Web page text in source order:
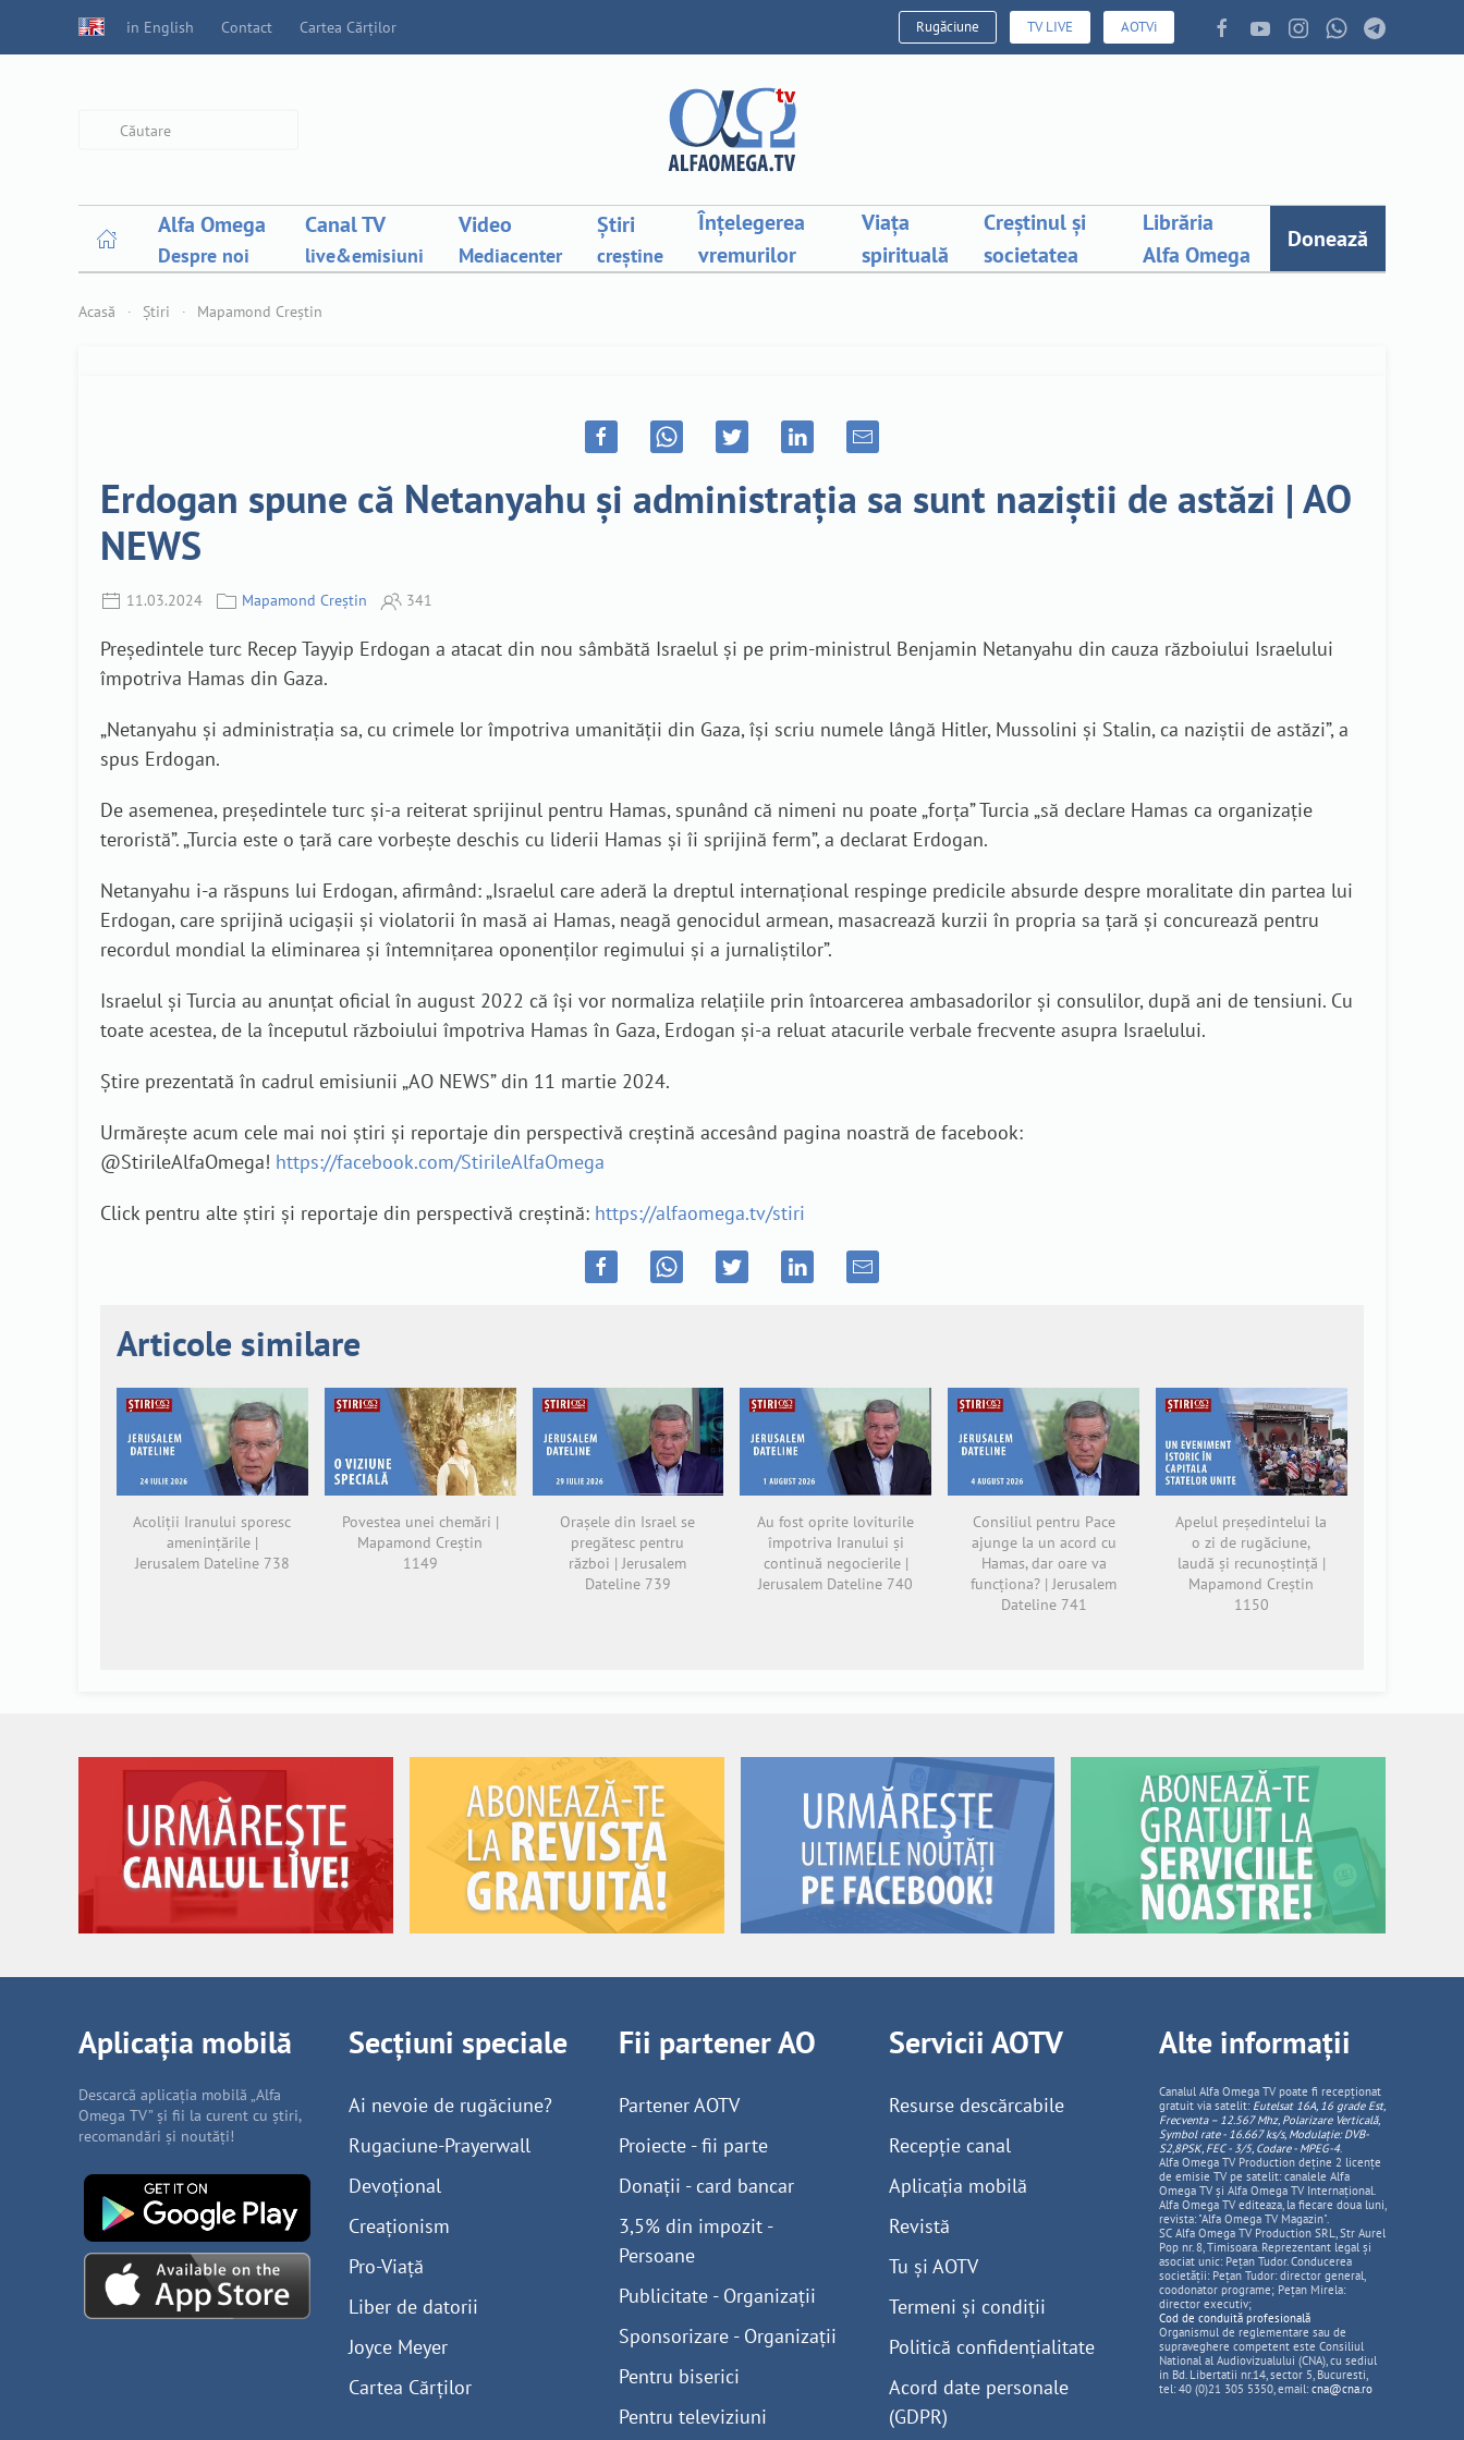
in English Contact Cartea Cărților Rugăciune TV LIVE AOTVi
Alfa Omega
Despre noi
Canal TV
live&emisiuni
Video
Mediacenter
Știri
creștine
Înțelegerea
vremurilor
Viața
spirituală
Creștinul și
societatea
Librăria
Alfa Omega
Donează
Acasă Știri Mapamond Creștin
Erdogan spune că Netanyahu și administrația sa sunt naziștii de astăzi | AO
NEWS
11.03.2024 Mapamond Creștin 341
Președintele turc Recep Tayyip Erdogan a atacat din nou sâmbătă Israelul și pe prim-ministrul Benjamin Netanyahu din cauza războiului Israelului
împotriva Hamas din Gaza.
„Netanyahu și administrația sa, cu crimele lor împotriva umanității din Gaza, își scriu numele lângă Hitler, Mussolini și Stalin, ca naziștii de astăzi”, a
spus Erdogan.
De asemenea, președintele turc și-a reiterat sprijinul pentru Hamas, spunând că nimeni nu poate „forța” Turcia „să declare Hamas ca organizație
teroristă”. „Turcia este o țară care vorbește deschis cu liderii Hamas și îi sprijină ferm”, a declarat Erdogan.
Netanyahu i-a răspuns lui Erdogan, afirmând: „Israelul care aderă la dreptul internațional respinge predicile absurde despre moralitate din partea lui
Erdogan, care sprijină ucigașii și violatorii în masă ai Hamas, neagă genocidul armean, masacrează kurzii în propria sa țară și concurează pentru
recordul mondial la eliminarea și întemnițarea oponenților regimului și a jurnaliştilor”.
Israelul și Turcia au anunțat oficial în august 2022 că își vor normaliza relațiile prin întoarcerea ambasadorilor și consulilor, după ani de tensiuni. Cu
toate acestea, de la începutul războiului împotriva Hamas în Gaza, Erdogan și-a reluat atacurile verbale frecvente asupra Israelului.
Știre prezentată în cadrul emisiunii „AO NEWS” din 11 martie 2024.
Urmărește acum cele mai noi știri și reportaje din perspectivă creștină accesând pagina noastră de facebook:
@StirileAlfaOmega! https://facebook.com/StirileAlfaOmega
Click pentru alte știri și reportaje din perspectivă creștină: https://alfaomega.tv/stiri
Articole similare
Acoliții Iranului sporesc
amenințările |
Jerusalem Dateline 738
Povestea unei chemări |
Mapamond Creștin
1149
Orașele din Israel se
pregătesc pentru
război | Jerusalem
Dateline 739
Au fost oprite loviturile
împotriva Iranului și
continuă negocierile |
Jerusalem Dateline 740
Consiliul pentru Pace
ajunge la un acord cu
Hamas, dar oare va
funcționa? | Jerusalem
Dateline 741
Apelul președintelui la
o zi de rugăciune,
laudă și recunoștință |
Mapamond Creștin
1150
Aplicația mobilă
Descarcă aplicația mobilă „Alfa
Omega TV” și fii la curent cu știri,
recomandări și noutăți!
Secțiuni speciale
Ai nevoie de rugăciune?
Rugaciune-Prayerwall
Devoțional
Creaționism
Pro-Viață
Liber de datorii
Joyce Meyer
Cartea Cărților
Fii partener AO
Partener AOTV
Proiecte - fii parte
Donații - card bancar
3,5% din impozit -
Persoane
Publicitate - Organizații
Sponsorizare - Organizații
Pentru biserici
Pentru televiziuni
Servicii AOTV
Resurse descărcabile
Recepție canal
Aplicația mobilă
Revistă
Tu și AOTV
Termeni și condiții
Politică confidențialitate
Acord date personale
(GDPR)
Alte informații
Canalul Alfa Omega TV poate fi recepționat
gratuit via satelit: Eutelsat 16A, 16 grade Est,
Frecventa – 12.567 Mhz, PolarizareVerticală,
Symbol rate - 16.667 ks/s, Modulație: DVB-
S2,8PSK, FEC - 3/5, Codare - MPEG-4.
Alfa Omega TV Production deține 2 licențe
de emisie TV pe satelit: canalele Alfa
Omega TV și Alfa Omega TV Internațional.
Alfa Omega TV editeaza, la fiecare doua luni,
revista: "Alfa Omega TV Magazin".
SC Alfa Omega TV Production SRL, Str Aurel
Pop nr. 8, Timisoara. Reprezentant legal și
asociat unic: Pețan Tudor. Conducerea
societății: Pețan Tudor: director general,
coodonator programe; Pețan Mirela:
director executiv;
Cod de conduită profesională
Organismul de reglementare sau de
supraveghere competent este Consiliul
National al Audiovizualului (CNA), cu sediul
in Bd. Libertatii nr.14, sector 5, Bucuresti,
tel: 40 (0)21 305 5350, email: cna@cna.ro